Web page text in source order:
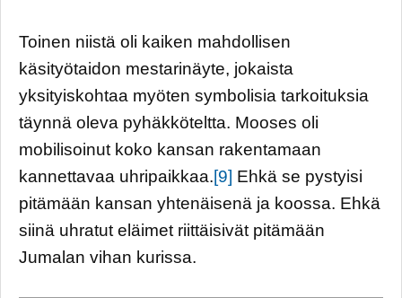
Toinen niistä oli kaiken mahdollisen
käsityötaidon mestarinäyte, jokaista
yksityiskohtaa myöten symbolisia tarkoituksia
täynnä oleva pyhäkköteltta. Mooses oli
mobilisoinut koko kansan rakentamaan
kannettavaa uhripaikkaa.[9] Ehkä se pystyisi
pitämään kansan yhtenäisenä ja koossa. Ehkä
siinä uhratut eläimet riittäisivät pitämään
Jumalan vihan kurissa.